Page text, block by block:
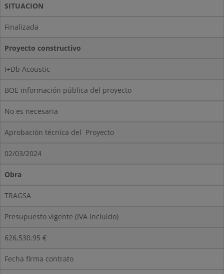
SITUACION
Finalizada
Proyecto constructivo
I+Db Acoustic
BOE información pública del proyecto
No es necesaria
Aprobación técnica del Proyecto
02/03/2024
Obra
TRAGSA
Presupuesto vigente (IVA incluido)
626,530.95 €
Fecha firma contrato